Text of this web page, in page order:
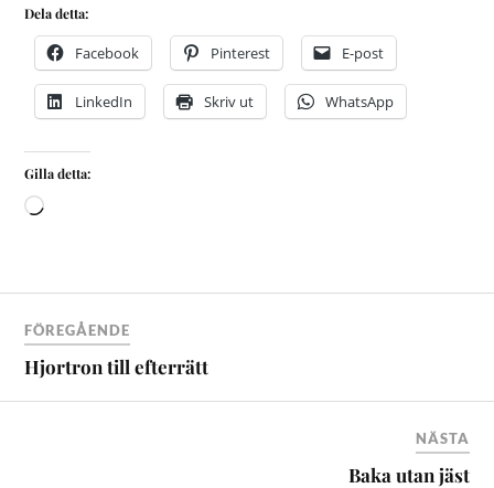
Dela detta:
Facebook Pinterest E-post
LinkedIn Skriv ut WhatsApp
Gilla detta:
FÖREGÅENDE
Hjortron till efterrätt
NÄSTA
Baka utan jäst